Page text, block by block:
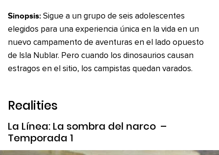
Sinopsis: Sigue a un grupo de seis adolescentes
elegidos para una experiencia única en la vida en un
nuevo campamento de aventuras en el lado opuesto
de Isla Nublar. Pero cuando los dinosaurios causan
estragos en el sitio, los campistas quedan varados.
Realities
La Línea: La sombra del narco –
Temporada 1